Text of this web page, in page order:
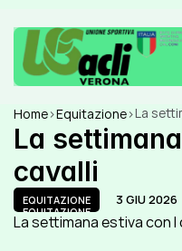
Home>Equitazione>La
La
cavalli
EQUITAZIONE
EQUITAZIONE
3 GIU 2026
La settimana estiva con I